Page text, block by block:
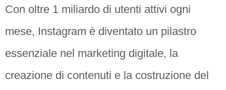
Con oltre 1 miliardo di utenti attivi ogni
mese, Instagram è diventato un pilastro
essenziale nel marketing digitale, la
creazione di contenuti e la costruzione del